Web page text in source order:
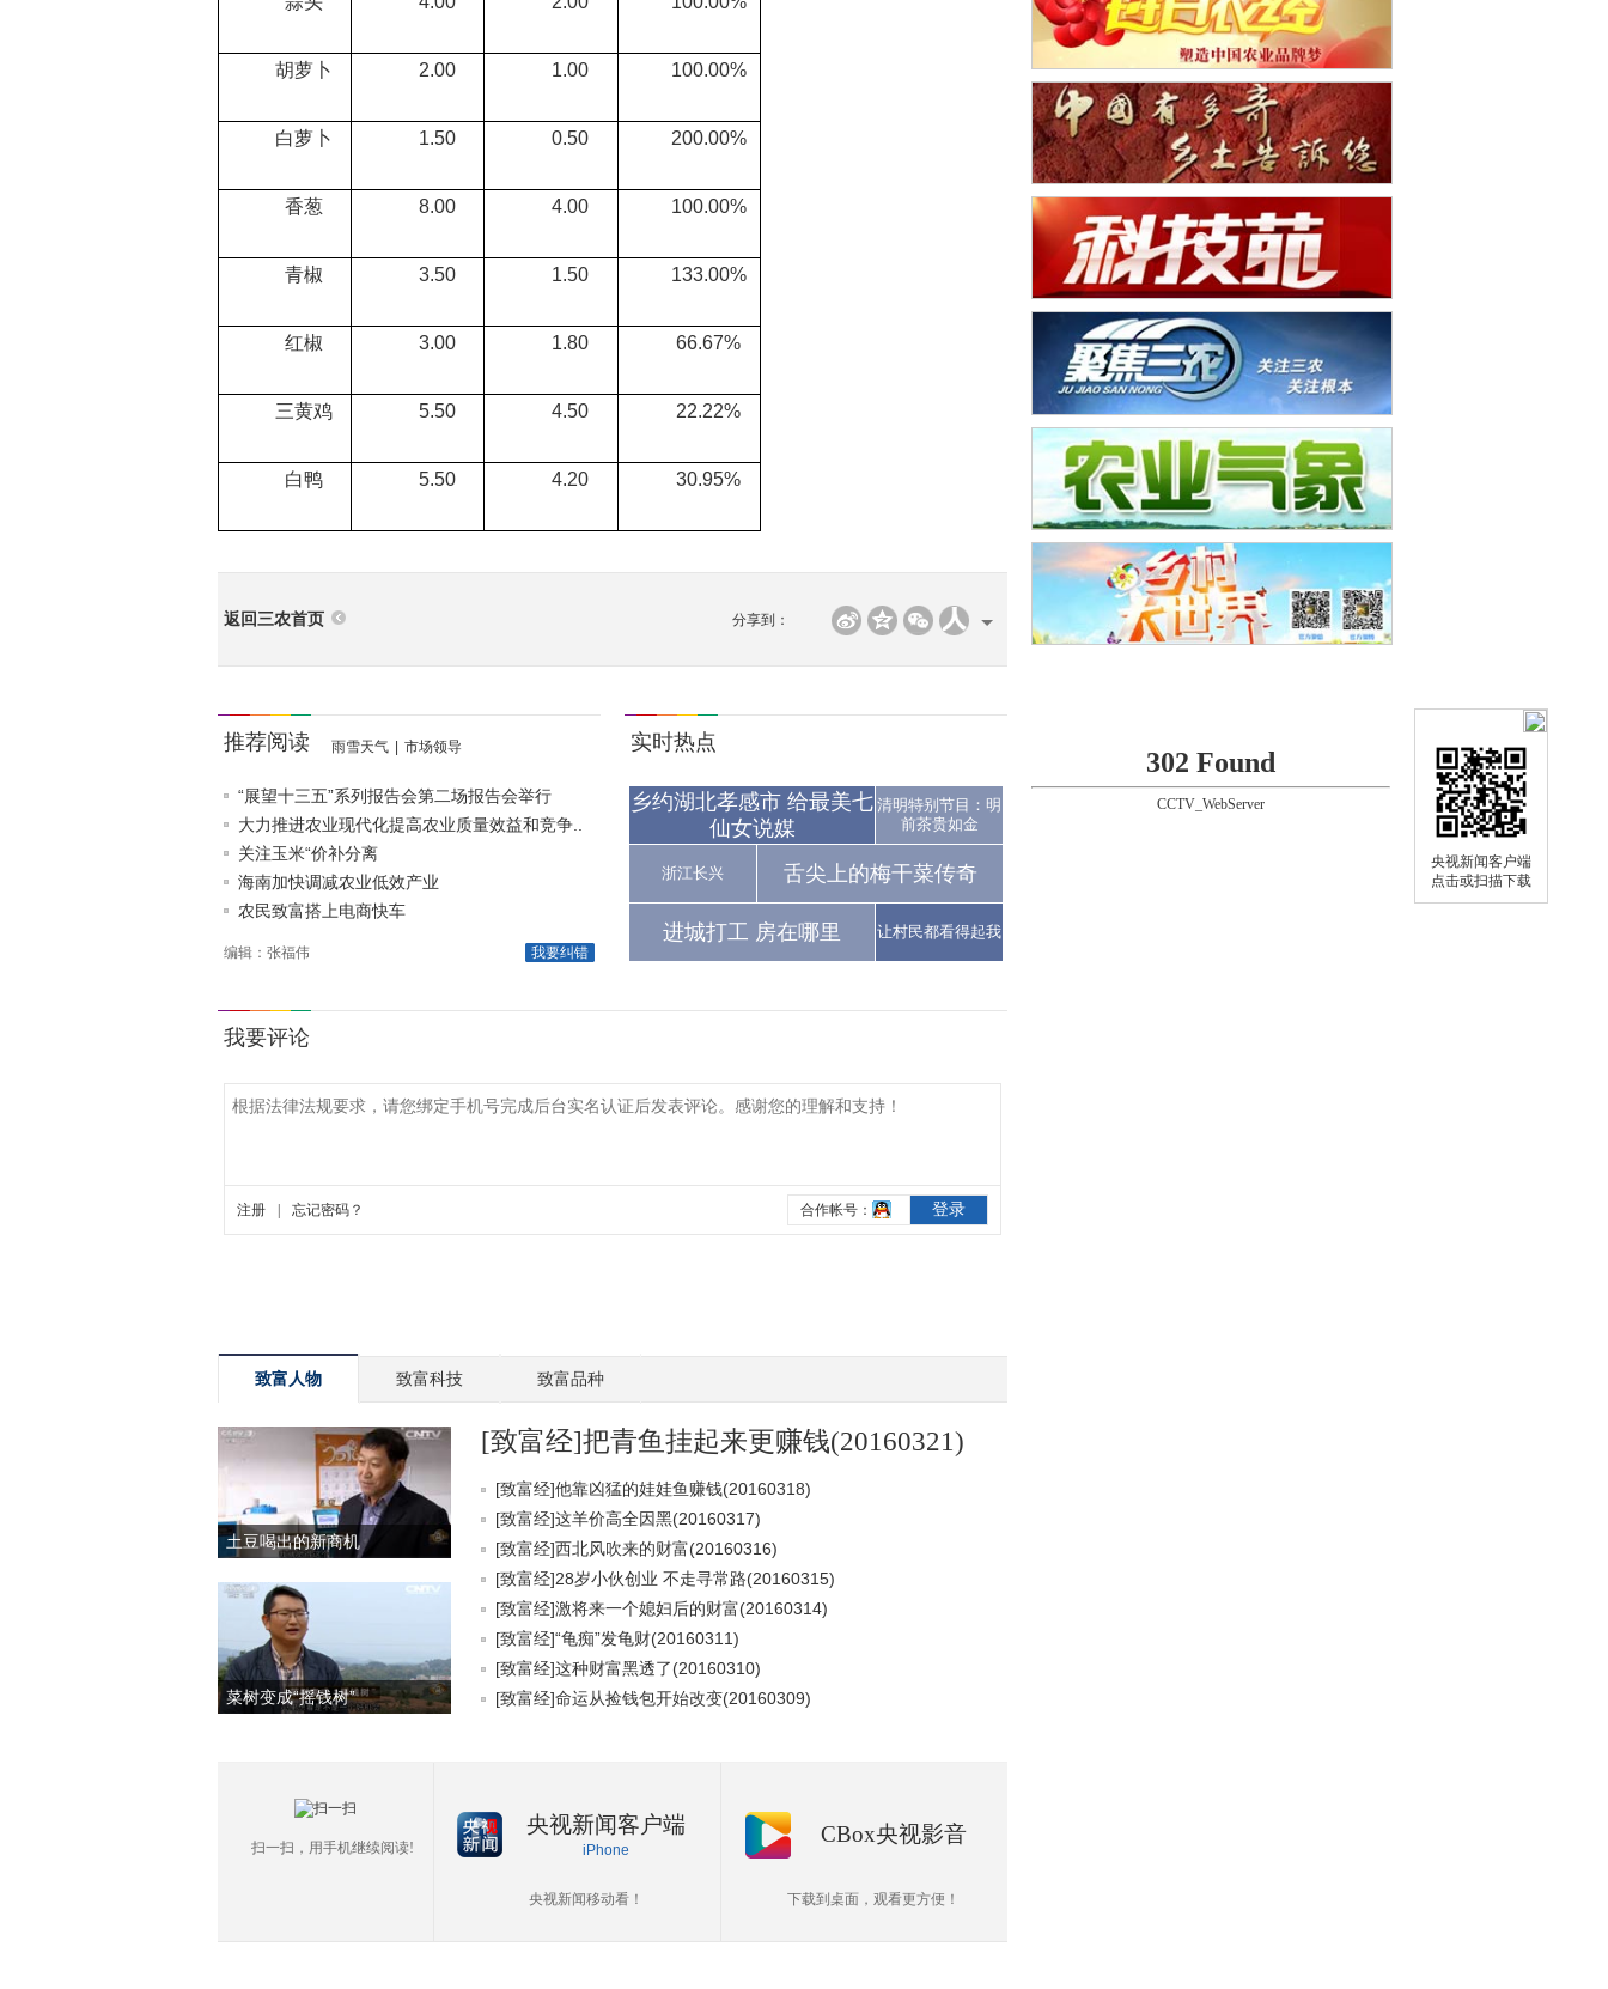
央视新闻客户端
点击或扫描下载
胡萝卜 2.00 1.00 100.00%
白萝卜 1.50 0.50 200.00%
香葱 8.00 4.00 100.00%
青椒 3.50 1.50 133.00%
红椒 3.00 1.80 66.67%
三黄鸡 5.50 4.50 22.22%
白鸭 5.50 4.20 30.95%
返回三农首页 分享到：
推荐阅读 雨雪天气 市场领导
“展望十三五”系列报告会第二场报告会举行
大力推进农业现代化提高农业质量效益和竞争..
关注玉米“价补分离
海南加快调减农业低效产业
农民致富搭上电商快车
我要纠错
编辑：张福伟
实时热点
乡约湖北孝感市 给最美七
仙女说媒
清明特别节目：明
前茶贵如金
浙江长兴 舌尖上的梅干菜传奇
进城打工 房在哪里 让村民都看得起我
致富人物 致富科技 致富品种
土豆喝出的新商机
菜树变成“摇钱树”
[致富经]把青鱼挂起来更赚钱(20160321)
[致富经]他靠凶猛的娃娃鱼赚钱(20160318)
[致富经]这羊价高全因黑(20160317)
[致富经]西北风吹来的财富(20160316)
[致富经]28岁小伙创业 不走寻常路(20160315)
[致富经]激将来一个媳妇后的财富(20160314)
[致富经]“龟痴”发龟财(20160311)
[致富经]这种财富黑透了(20160310)
[致富经]命运从捡钱包开始改变(20160309)
扫一扫，用手机继续阅读!
央视新闻客户端
iPhone
央视新闻移动看！
CBox央视影音
下载到桌面，观看更方便！
302 Found
CCTV_WebServer